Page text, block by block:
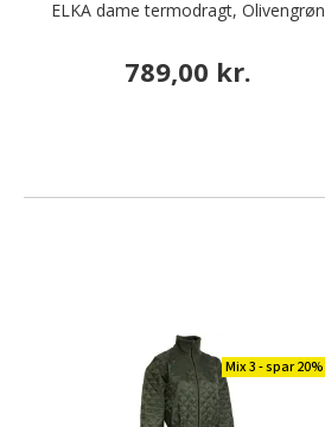
ELKA dame termodragt, Olivengrøn
789,00 kr.
Mix 3 - spar 20%